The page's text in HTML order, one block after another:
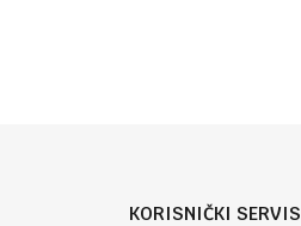
KORISNIČKI SERVIS